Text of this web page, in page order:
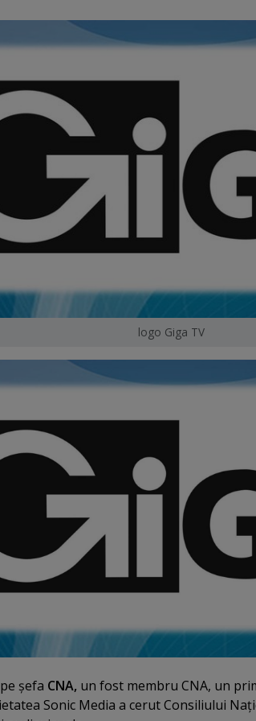
logo Giga TV
şefa CNA, un fost membru CNA, un
Sonic Media a cerut Consiliului